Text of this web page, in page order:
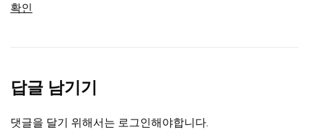
확인
답글 남기기
댓글을 달기 위해서는 로그인해야합니다.